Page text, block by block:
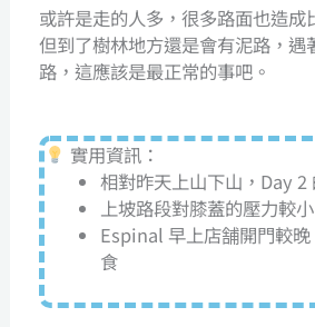
或許是走的人多，很多路面也造成
但到了樹林地方還是會有泥路，遇
路，這應該是最正常的事吧。
實用資訊：
相對昨天上山下山，Day 2
上坡路段對膝蓋的壓力較
Espinal 早上店舗開門較
食